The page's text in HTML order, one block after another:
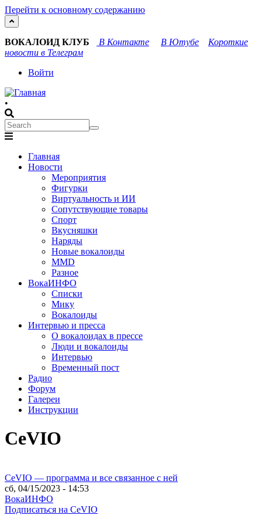
Перейти к основному содержанию
ВОКАЛОИД КЛУБ В Контакте В Ютубе
Короткие
новости в Телеграм
User
account
menu
Войти
•
Search
Search
navigation
Главная
Новости
Мероприятия
Фигурки
Виртуальность и ИИ
Сопутствующие товары
Спорт
Вкусняшки
Наряды
Новые вокалоиды
MMD
Разное
ВокаИНФО
Списки
Мику
Вокалоиды
Интервью и пресса
О вокалоидах в прессе
Люди и вокалоиды
Интервью
Временный пост
Радио
Форум
Галереи
Инструкции
CeVIO
CeVIO — программа и все связанное с ней
сб, 04/15/2023 - 14:53
ВокаИНФО
Подписаться на CeVIO